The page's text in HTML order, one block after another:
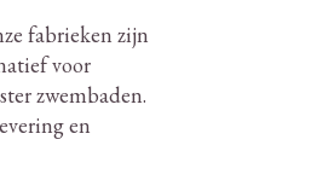
fabrieken zijn
voor
zwembaden.
en